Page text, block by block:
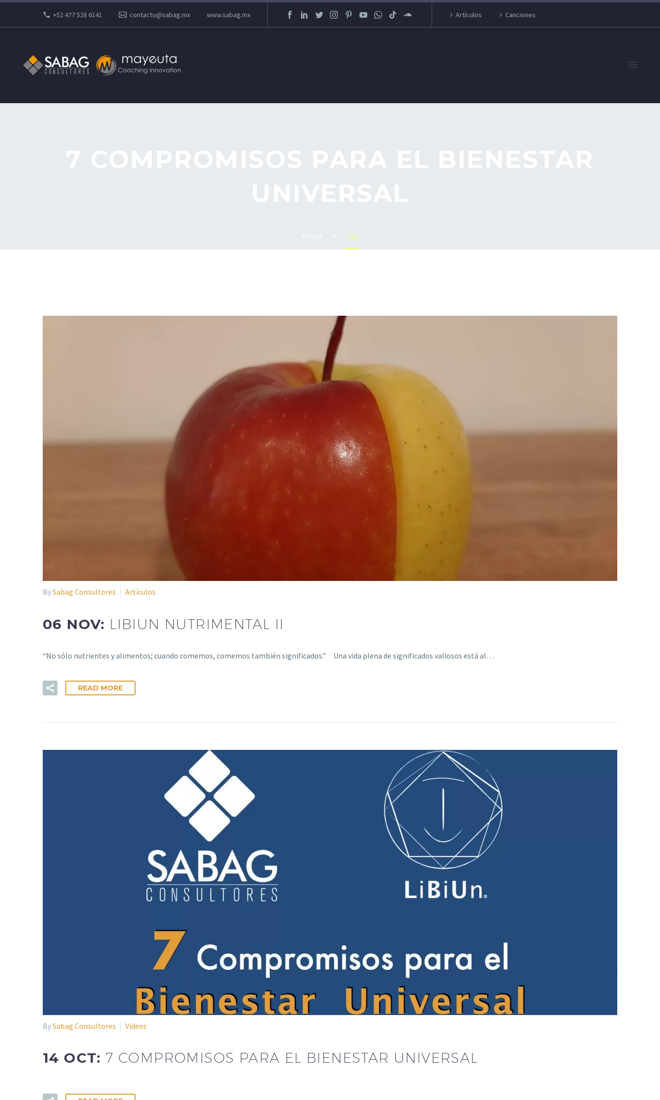
+52 477 528 6141 contacto@sabag.mx www.sabag.mx Artículos Canciones
Tag
BySabag Consultores Artículos
06 NOV: LIBIUN NUTRIMENTAL II
“No sólo nutrientes y alimentos; cuando comemos, comemos también significados.” Una vida plena de significados valiosos está al…
READ MORE
BySabag Consultores Videos
14 OCT: 7 COMPROMISOS PARA EL BIENESTAR UNIVERSAL